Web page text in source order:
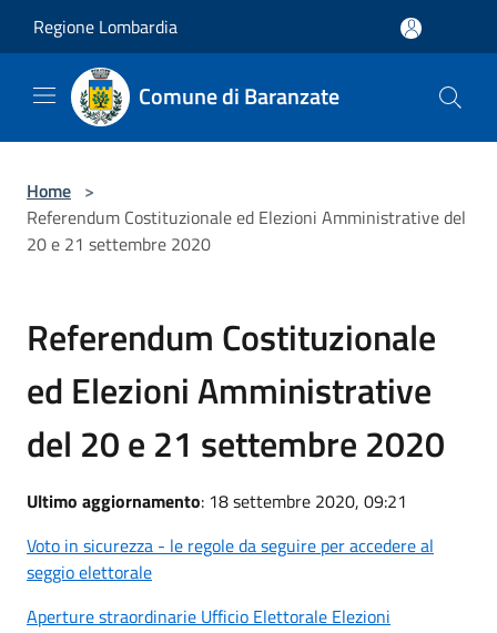
Regione Lombardia
Comune di Baranzate
Home >
Referendum Costituzionale ed Elezioni Amministrative del
20 e 21 settembre 2020
Referendum Costituzionale
ed Elezioni Amministrative
del 20 e 21 settembre 2020
Ultimo aggiornamento: 18 settembre 2020, 09:21
Voto in sicurezza - le regole da seguire per accedere al
seggio elettorale
Aperture straordinarie Ufficio Elettorale Elezioni